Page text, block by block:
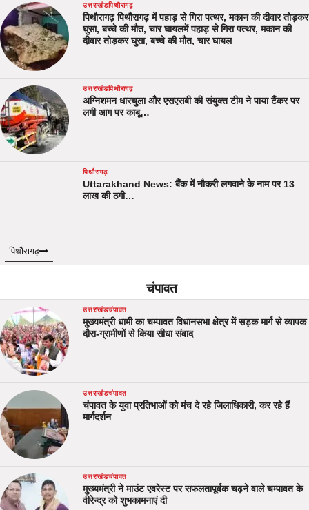
उत्तराखंडपिथौरागढ़
पिथौरागढ़ पिथौरागढ़ में पहाड़ से गिरा पत्थर, मकान की दीवार तोड़कर
घुसा, बच्चे की मौत, चार घायलमें पहाड़ से गिरा पत्थर, मकान की
दीवार तोड़कर घुसा, बच्चे की मौत, चार घायल
उत्तराखंडपिथौरागढ़
अग्निशमन धारचुला और एसएसबी की संयुक्त टीम ने पाया टैंकर पर
लगी आग पर काबू…
पिथौरागढ़
Uttarakhand News: बैंक में नौकरी लगवाने के नाम पर 13
लाख की ठगी…
पिथौरागढ़
चंपावत
उत्तराखंडचंपावत
मुख्यमंत्री धामी का चम्पावत विधानसभा क्षेत्र में सड़क मार्ग से व्यापक
दौरा-ग्रामीणों से किया सीधा संवाद
उत्तराखंडचंपावत
चंपावत के युवा प्रतिभाओं को मंच दे रहे जिलाधिकारी, कर रहे हैं
मार्गदर्शन
उत्तराखंडचंपावत
मुख्यमंत्री ने माउंट एवरेस्ट पर सफलतापूर्वक चढ़ने वाले चम्पावत के
वीरेन्द्र को शुभकामनाएं दी